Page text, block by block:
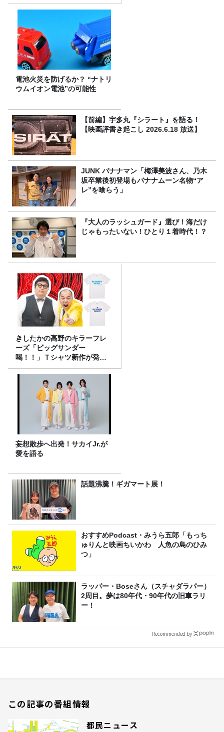
電池火災を防げるか？ “ナトリ
ウムイオン電池”の可能性
【前編】宇多丸『シラート』を語る！
【映画評書き起こし 2026.6.18 放送】
JUNK バナナマン「梅澤美波さん、乃木
坂卒業後初登場もバナナムーン名物“ア
レ”を喰らう」
『大人のラッシュガード』選び！海だけ
じゃもったいない！ひとり１着時代！？
きしたかの高野のキラーフレ
ーズ「ビッグサンダー
喝！！」Ｔシャツ新作が発売
決定！
妄想散歩へ出発！サカイJr.が
愛を語る
話題沸騰！ギガマート展！
おすすめPodcast・みうら五郎「もっち
ゅりんと映画ちいかわ 人魚の島のひみ
つ」
ラッパー・Boseさん（スチャダラパー）
2周目。夢は80年代・90年代の旧車ラリ
ー！
Recommended by
この記事の番組情報
都民ニュース